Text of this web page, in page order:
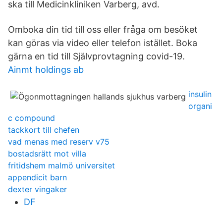
ska till Medicinkliniken Varberg, avd.
Omboka din tid till oss eller fråga om besöket
kan göras via video eller telefon istället. Boka
gärna en tid till Självprovtagning covid-19.
Ainmt holdings ab
insulin
organi
c compound
tackkort till chefen
vad menas med reserv v75
bostadsrätt mot villa
fritidshem malmö universitet
appendicit barn
dexter vingaker
DF